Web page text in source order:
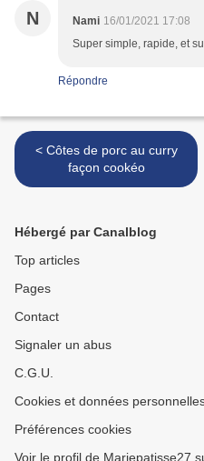
N Nami 16/01/2021 17:08
Super simple, rapide, et
Répondre
< Côtes de porc au curry
façon cookéo
Hébergé par Canalblog
Top articles
Pages
Contact
Signaler un abus
C.G.U.
Cookies et données
Préférences cookies
Voir le profil de Mariepatisse27